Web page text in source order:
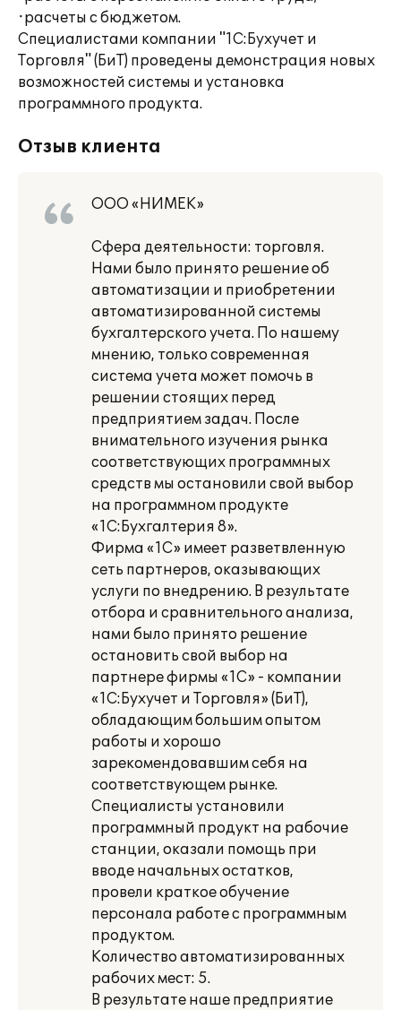
·расчеты с бюджетом.
Специалистами компании "1С:Бухучет и
Торговля" (БиТ) проведены демонстрация новых
возможностей системы и установка
программного продукта.
Отзыв клиента
ООО «НИМЕК»
Сфера деятельности: торговля.
Нами было принято решение об
автоматизации и приобретении
автоматизированной системы
бухгалтерского учета. По нашему
мнению, только современная
система учета может помочь в
решении стоящих перед
предприятием задач. После
внимательного изучения рынка
соответствующих программных
средств мы остановили свой выбор
на программном продукте
«1С:Бухгалтерия 8».
Фирма «1С» имеет разветвленную
сеть партнеров, оказывающих
услуги по внедрению. В результате
отбора и сравнительного анализа,
нами было принято решение
остановить свой выбор на
партнере фирмы «1С» - компании
«1С:Бухучет и Торговля» (БиТ),
обладающим большим опытом
работы и хорошо
зарекомендовавшим себя на
соответствующем рынке.
Специалисты установили
программный продукт на рабочие
станции, оказали помощь при
вводе начальных остатков,
провели краткое обучение
персонала работе с программным
продуктом.
Количество автоматизированных
рабочих мест: 5.
В результате наше предприятие